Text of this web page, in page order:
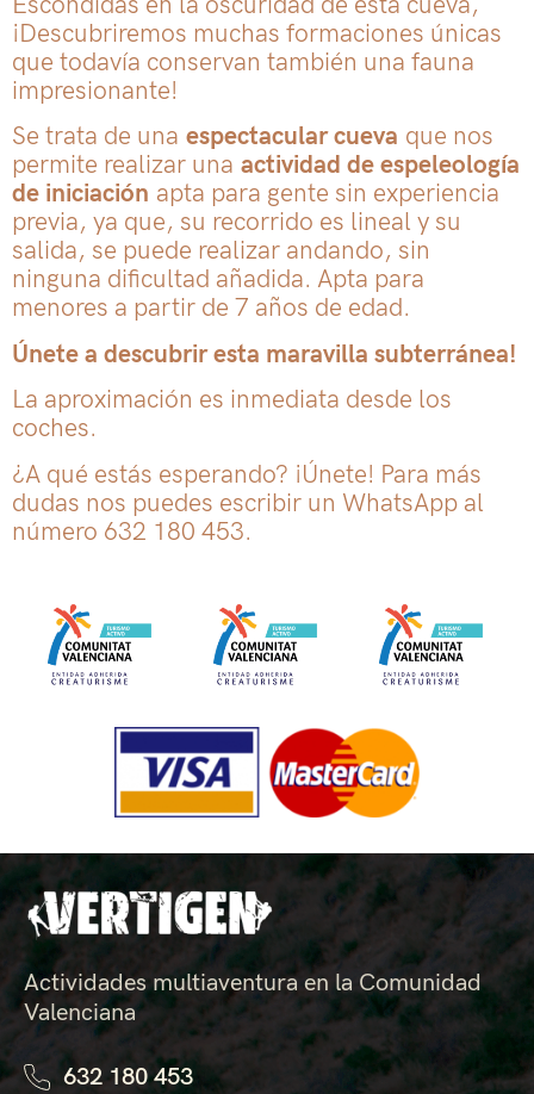
¡Descubriremos muchas formaciones únicas
que todavía conservan también una fauna
impresionante!
Se trata de una espectacular cueva que nos
permite realizar una actividad de espeleología
de iniciación apta para gente sin experiencia
previa, ya que, su recorrido es lineal y su
salida, se puede realizar andando, sin
ninguna dificultad añadida. Apta para
menores a partir de 7 años de edad.
Únete a descubrir esta maravilla subterránea!
La aproximación es inmediata desde los
coches.
¿A qué estás esperando? ¡Únete! Para más
dudas nos puedes escribir un WhatsApp al
número 632 180 453.
Actividades multiaventura en la Comunidad
Valenciana
632 180 453